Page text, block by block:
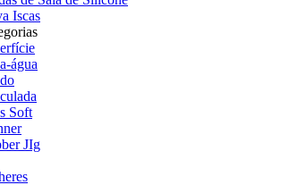
Iscas
água
Soft
JIg